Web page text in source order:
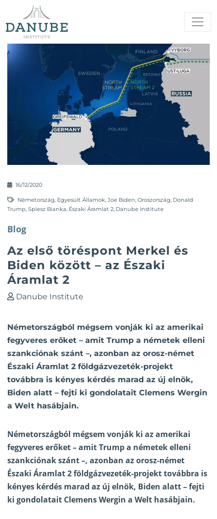
16/12/2020
Németország, Egyesült Államok, Joe Biden, Oroszország, Donald
Trump, Spiesz Bianka, Északi Áramlat 2, Danube Institute
Blog
Az első töréspont Merkel és
Biden között – az Északi
Áramlat 2
Danube Institute
Németországból mégsem vonják ki az amerikai
fegyveres erőket – amit Trump a németek elleni
szankciónak szánt –, azonban az orosz-német
Északi Áramlat 2 földgázvezeték-projekt
továbbra is kényes kérdés marad az új elnök,
Biden alatt – fejti ki gondolatait Clemens Wergin
a Welt hasábjain.
Németországból mégsem vonják ki az amerikai
fegyveres erőket – amit Trump a németek elleni
szankciónak szánt –, azonban az orosz-német
Északi Áramlat 2 földgázvezeték-projekt továbbra is
kényes kérdés marad az új elnök, Biden alatt – fejti
ki gondolatait Clemens Wergin a Welt hasábjain.